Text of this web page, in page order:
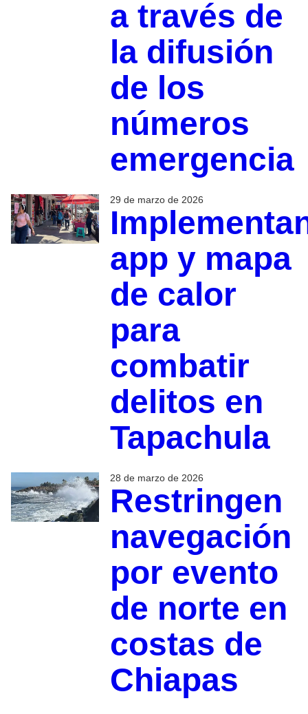
a través de
la difusión
de los
números
emergencia
29 de marzo de 2026
app y mapa
de calor
para
combatir
delitos en
Tapachula
28 de marzo de 2026
Restringen
navegación
por evento
de norte en
costas de
Chiapas